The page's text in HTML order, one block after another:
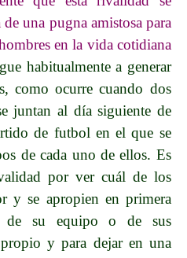
una pugna amistosa para
en la vida cotidiana
habitualmente a generar
como ocurre cuando dos
juntan al día siguiente de
de futbol en el que se
de cada uno de ellos. Es
por ver cuál de los
y se apropien en primera
de su equipo o de sus
y para dejar en una